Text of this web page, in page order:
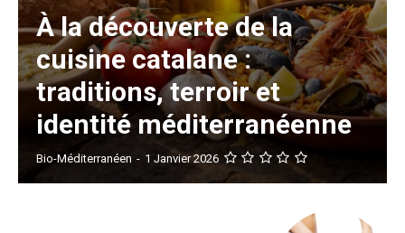
À la découverte de la
cuisine catalane :
traditions, terroir et
identité méditerranéenne
Bio-Méditerranéen - 1 Janvier 2026